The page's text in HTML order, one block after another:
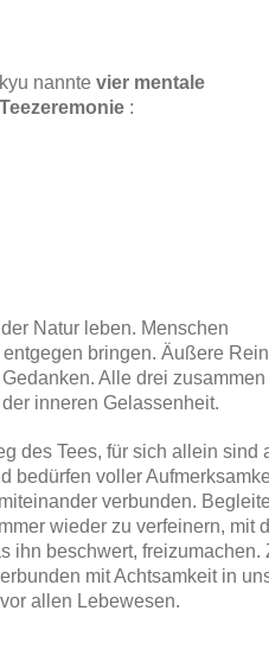
nannte vier mentale
:
Natur leben. Menschen
bringen. Äußere
Alle drei zusammen
inneren Gelassenheit.
des Tees, für sich allein sind
bedürfen voller
verbunden.
wieder zu verfeinern, mit
ihn beschwert, freizumachen.
mit Achtsamkeit in
allen Lebewesen.